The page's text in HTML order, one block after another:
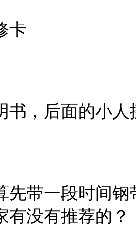
卡
书，后面的小人
先带一段时间
有没有推荐的？